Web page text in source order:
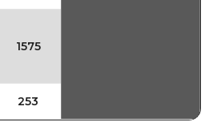
1575
253